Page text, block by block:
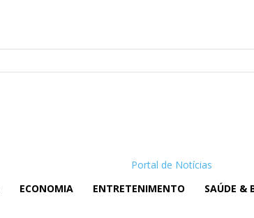
Portal de Notícias
ECONOMIA ENTRETENIMENTO SAÚDE &